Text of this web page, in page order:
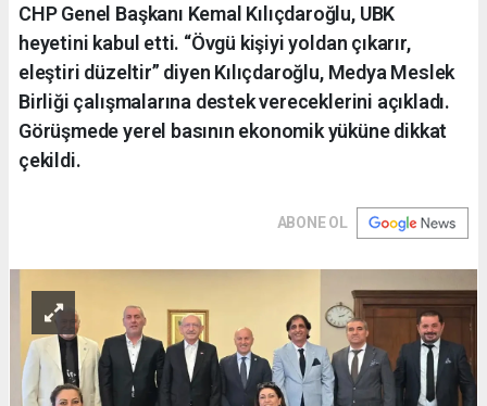
CHP Genel Başkanı Kemal Kılıçdaroğlu, UBK
heyetini kabul etti. “Övgü kişiyi yoldan çıkarır,
eleştiri düzeltir” diyen Kılıçdaroğlu, Medya Meslek
Birliği çalışmalarına destek vereceklerini açıkladı.
Görüşmede yerel basının ekonomik yüküne dikkat
çekildi.
ABONE OL